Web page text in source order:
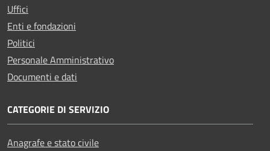
Uffici
Enti e fondazioni
Politici
Personale Amministrativo
Documenti e dati
CATEGORIE DI SERVIZIO
Anagrafe e stato civile